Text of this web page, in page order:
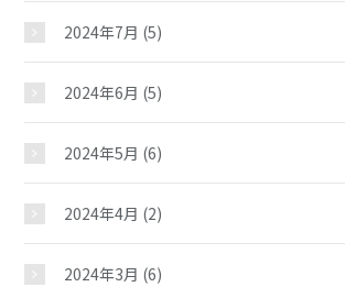
小坂児童館
おしらせ
2024年7月 (5)
2024年6月 (5)
2024年5月 (6)
2024年4月 (2)
2024年3月 (6)